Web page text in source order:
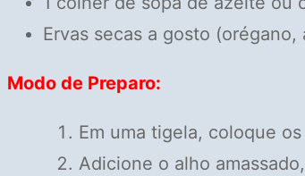
Ervas secas a gosto
Modo de Preparo:
Em uma tigela, coloque
Adicione o alho